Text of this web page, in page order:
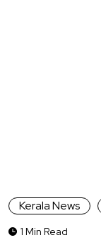
Kerala News
1 Min Read